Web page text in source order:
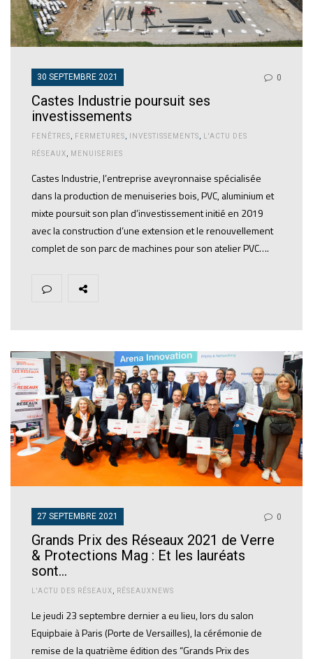
30 SEPTEMBRE 2021 0
Castes Industrie poursuit ses
investissements
FENÊTRES, FERMETURES, INVESTISSEMENTS, L'ACTU DES
RÉSEAUX, MENUISERIES
Castes Industrie, l’entreprise aveyronnaise spécialisée
dans la production de menuiseries bois, PVC, aluminium et
mixte poursuit son plan d’investissement initié en 2019
avec la construction d’une extension et le renouvellement
complet de son parc de machines pour son atelier PVC….
27 SEPTEMBRE 2021 0
Grands Prix des Réseaux 2021 de Verre
& Protections Mag : Et les lauréats
sont…
L'ACTU DES RÉSEAUX, RÉSEAUXNEWS
Le jeudi 23 septembre dernier a eu lieu, lors du salon
Equipbaie à Paris (Porte de Versailles), la cérémonie de
remise de la quatrième édition des “Grands Prix des